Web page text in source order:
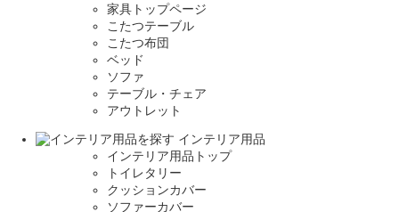
家具トップページ
こたつテーブル
こたつ布団
ベッド
ソファ
テーブル・チェア
アウトレット
インテリア用品
インテリア用品トップ
トイレタリー
クッションカバー
ソファーカバー